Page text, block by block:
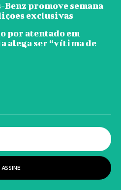
Benz promove semana
exclusivas
por atentado em
alega ser “vítima de
ASSINE